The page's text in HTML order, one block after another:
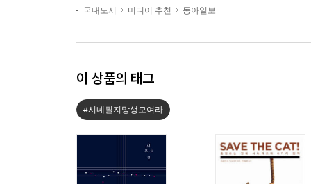
국내도서 미디어 추천 동아일보
이 상품의 태그
#시네필지망생모여라